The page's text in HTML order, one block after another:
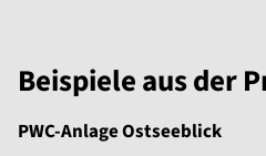
Beispiele aus der
PWC-Anlage Ostseeblick